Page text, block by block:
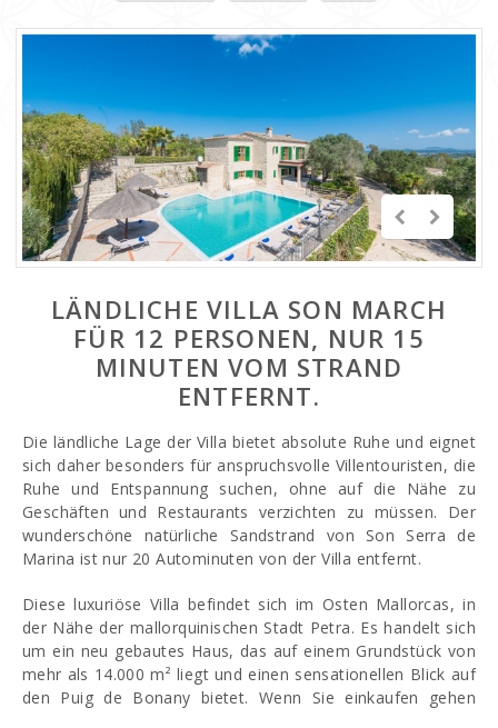
LÄNDLICHE VILLA SON MARCH
FÜR 12 PERSONEN, NUR 15
MINUTEN VOM STRAND
ENTFERNT.
Die ländliche Lage der Villa bietet absolute Ruhe und eignet
sich daher besonders für anspruchsvolle Villentouristen, die
Ruhe und Entspannung suchen, ohne auf die Nähe zu
Geschäften und Restaurants verzichten zu müssen. Der
wunderschöne natürliche Sandstrand von Son Serra de
Marina ist nur 20 Autominuten von der Villa entfernt.
Diese luxuriöse Villa befindet sich im Osten Mallorcas, in
der Nähe der mallorquinischen Stadt Petra. Es handelt sich
um ein neu gebautes Haus, das auf einem Grundstück von
mehr als 14.000 m² liegt und einen sensationellen Blick auf
den Puig de Bonany bietet. Wenn Sie einkaufen gehen